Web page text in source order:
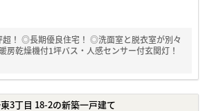
！ ◎長期優良住宅！ ◎洗面室と脱衣室が別々
房乾燥機付1坪バス・人感センサー付玄関灯！
3丁目 18-2の新築一戸建て